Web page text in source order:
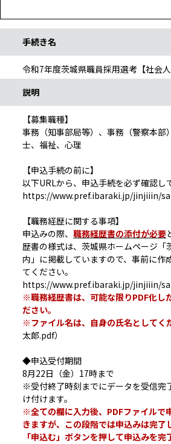
手続き名
令和7年度茨城県職員採用選考【社会
説明
【募集職種】
事務（知事部局等）、事務（警察本部
士、福祉、心理
【申込手続の前に】
以下URLから、申込手続を必ず確認し
https://www.pref.ibaraki.jp/jinjiiin/
【職務経歴に関する事項】
申込みの際、 職務経歴書の添付が必要
歴書の様式は、茨城県ホームページ「
内」に掲載していますので、事前に作
てください。
https://www.pref.ibaraki.jp/jinjiiin/
※職務経歴書は、可能な限りPDF化し
ださい。
※ファイル名は、自身の氏名としてく
太郎.pdf）
◆申込受付期間
8月22日（金）17時まで
※受付終了時刻までにデータを受信完
け付けます。
※全ての欄に入力後、PDFファイルで
きますが、この段階では申込みは完了
「申込む」ボタンを押して申込みを完